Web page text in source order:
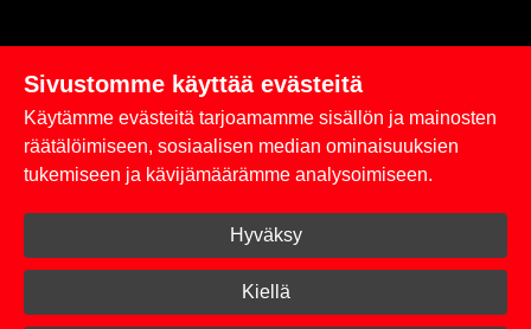
Linkit
Rekisteriseloste
Toimitus- ja maksuehdot
Kirjaudu sisään
Sivustomme käyttää evästeitä
Käytämme evästeitä tarjoamamme sisällön ja mainosten
räätälöimiseen, sosiaalisen median ominaisuuksien
tukemiseen ja kävijämäärämme analysoimiseen.
Hyväksy
Kiellä